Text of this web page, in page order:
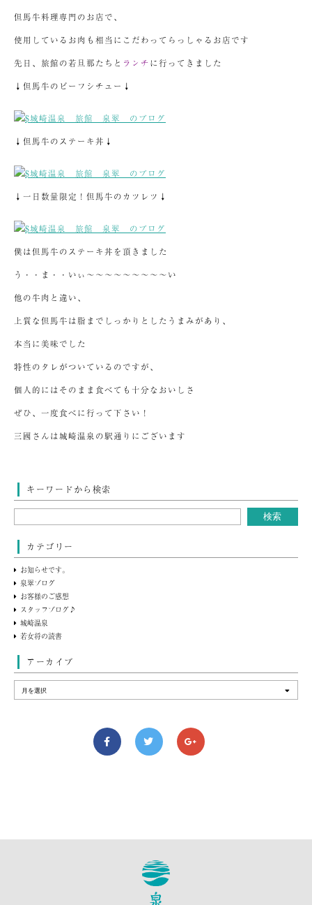
但馬牛料理専門のお店で、
使用しているお肉も相当にこだわってらっしゃるお店です
先日、旅館の若旦那たちと ランチに行ってきました
↓但馬牛のビーフシチュー↓
↓但馬牛のステーキ丼↓
↓一日数量限定！但馬牛のカツレツ↓
僕は但馬牛のステーキ丼を頂きました
う・・ま・・いぃ～～～～～～～～～い
他の牛肉と違い、
上質な但馬牛は脂までしっかりとしたうまみがあり、
本当に美味でした
特性のタレがついているのですが、
個人的にはそのまま食べても十分なおいしさ
ぜひ、一度食べに行って下さい！
三國さんは城崎温泉の駅通りにございます
キーワードから検索
カテゴリー
お知らせです。
泉翠ブログ
お客様のご感想
スタッフブログ♪
城崎温泉
若女将の読書
アーカイブ